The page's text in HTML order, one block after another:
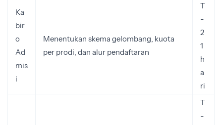
Ka
bir
o
Ad
mis
i
Menentukan skema gelombang, kuota
per prodi, dan alur pendaftaran
T
-
2
1
h
a
ri
T
-